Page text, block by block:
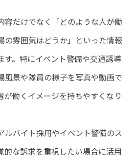
容だけでなく「どのような人が働
の雰囲気はどうか」といった情報
す。特にイベント警備や交通誘導
風景や隊員の様子を写真や動画で
が働くイメージを持ちやすくなり
ルバイト採用やイベント警備のス
的な訴求を重視したい場合に活用